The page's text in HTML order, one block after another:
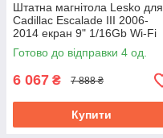
Штатна магнітола Lesko для
Cadillac Escalade III 2006-
2014 екран 9" 1/16Gb Wi-Fi
GPS Base Каміллак Ескалейд
Готово до відправки 4 од.
6 067 ₴ 7 888 ₴
Купити